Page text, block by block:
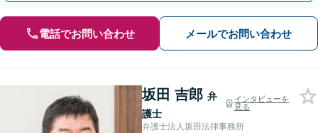
電話でお問い合わせ メールでお問い合わせ
坂田 吉郎 弁
護士
インタビューを
見る
弁護士法人坂田法律事務所